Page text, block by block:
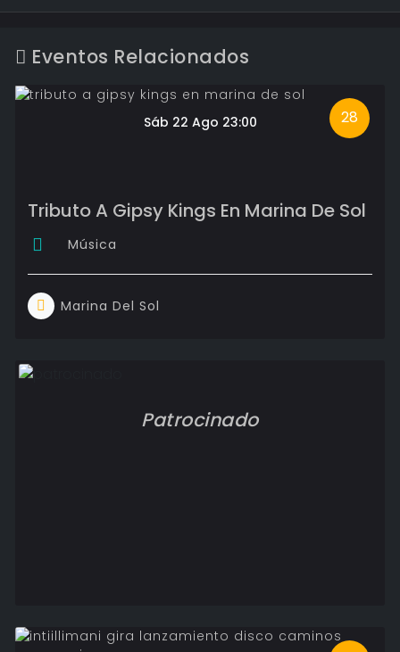
Eventos Relacionados
28
Sáb 22 Ago 23:00
Tributo A Gipsy Kings En Marina De Sol
Música
Marina Del Sol
Patrocinado